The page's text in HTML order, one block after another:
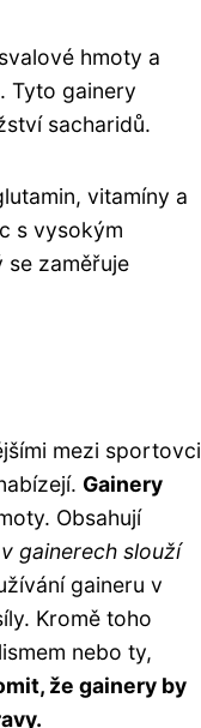
hmoty a
Tyto gainery
sacharidů.
vitamíny a
s vysokým
zaměřuje
mezi sportovci
Gainery
Obsahují
gainerech slouží
gaineru v
Kromě toho
nebo ty,
že gainery by